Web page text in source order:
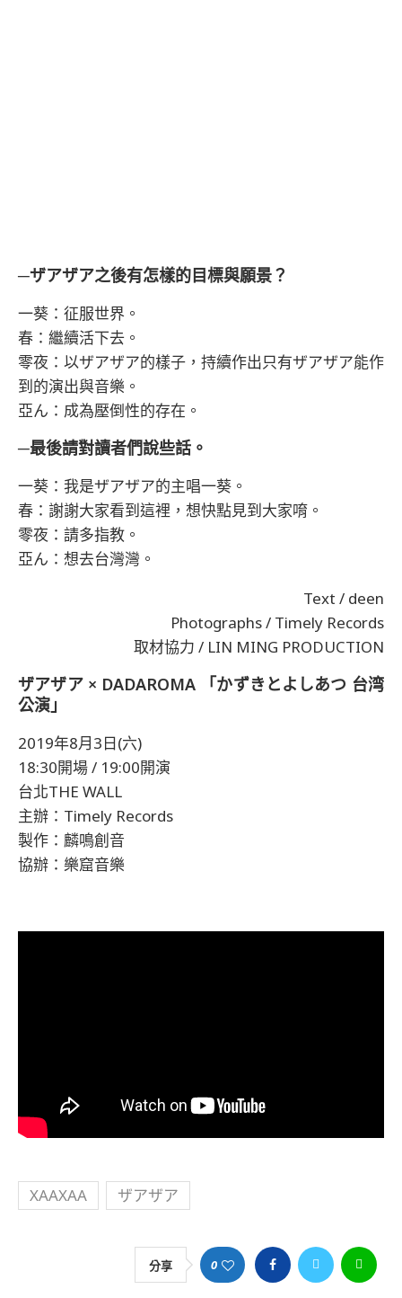
─ザアザア之後有怎樣的目標與願景？
一葵：征服世界。
春：繼續活下去。
零夜：以ザアザア的樣子，持續作出只有ザアザア能作
到的演出與音樂。
亞ん：成為壓倒性的存在。
─最後請對讀者們說些話。
一葵：我是ザアザア的主唱一葵。
春：謝謝大家看到這裡，想快點見到大家唷。
零夜：請多指教。
亞ん：想去台灣灣。
Text / deen
Photographs / Timely Records
取材協力 / LIN MING PRODUCTION
ザアザア × DADAROMA 「かずきとよしあつ 台湾
公演」
2019年8月3日(六)
18:30開場 / 19:00開演
台北THE WALL
主辦：Timely Records
製作：麟鳴創音
協辦：樂窟音樂
XAAXAA ザアザア
分享 0